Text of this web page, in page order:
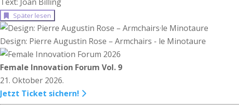
Später lesen
Design: Pierre Augustin Rose – Armchairs - le Minotaure
Female Innovation Forum Vol. 9
21. Oktober 2026.
Jetzt Ticket sichern!